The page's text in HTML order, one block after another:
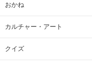
おかね
カルチャー・アート
クイズ